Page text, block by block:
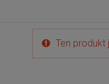
Ten produkt